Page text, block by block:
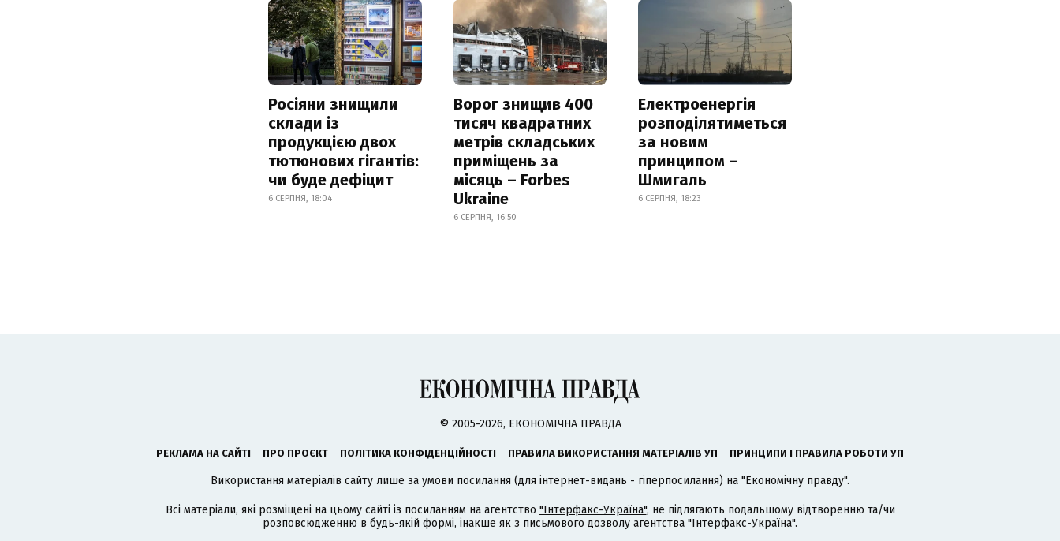
Росіяни знищили
склади із
продукцією двох
тютюнових гігантів:
чи буде дефіцит
6 СЕРПНЯ, 18:04
Ворог знищив 400
тисяч квадратних
метрів складських
приміщень за
місяць – Forbes
Ukraine
6 СЕРПНЯ, 16:50
Електроенергія
розподілятиметься
за новим
принципом –
Шмигаль
6 СЕРПНЯ, 18:23
© 2005-2026, ЕКОНОМІЧНА ПРАВДА
РЕКЛАМА НА САЙТІ ПРО ПРОЄКТ ПОЛІТИКА КОНФІДЕНЦІЙНОСТІ ПРАВИЛА ВИКОРИСТАННЯ МАТЕРІАЛІВ УП ПРИНЦИПИ І ПРАВИЛА РОБОТИ УП
Використання матеріалів сайту лише за умови посилання (для інтернет-видань - гіперпосилання) на "Економічну правду".
Всі матеріали, які розміщені на цьому сайті із посиланням на агентство "Інтерфакс-Україна", не підлягають подальшому відтворенню та/чи
розповсюдженню в будь-якій формі, інакше як з письмового дозволу агентства "Інтерфакс-Україна".